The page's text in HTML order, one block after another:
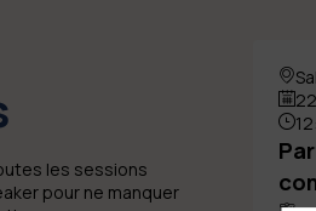
les sessions
pour ne manquer